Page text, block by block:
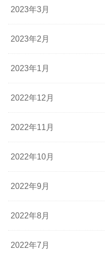
2023年3月
2023年2月
2023年1月
2022年12月
2022年11月
2022年10月
2022年9月
2022年8月
2022年7月